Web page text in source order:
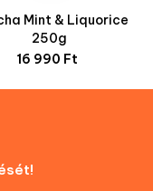
Mint & Liquorice
250g
Ár
16 990 Ft